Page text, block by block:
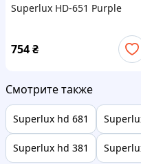
Superlux HD-651 Purple
754₴
Смотрите также
Superlux hd 681
Superlux hd 381